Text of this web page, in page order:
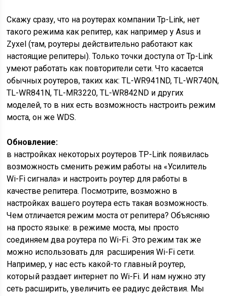
Скажу сразу, что на роутерах компании Tp-Link, нет
такого режима как репитер, как например у Asus и
Zyxel (там, роутеры действительно работают как
настоящие репитеры). Только точки доступа от Tp-Link
умеют работать как повторители сети. Что касается
обычных роутеров, таких как: TL-WR941ND, TL-WR740N,
TL-WR841N, TL-MR3220, TL-WR842ND и других
моделей, то в них есть возможность настроить режим
моста, он же WDS.
Обновление:
в настройках некоторых роутеров TP-Link появилась
возможность сменить режим работы на «Усилитель
Wi-Fi сигнала» и настроить роутер для работы в
качестве репитера. Посмотрите, возможно в
настройках вашего роутера есть такая возможность.
Чем отличается режим моста от репитера? Объясняю
на просто языке: в режиме моста, мы просто
соединяем два роутера по Wi-Fi. Это режим так же
можно использовать для расширения Wi-Fi сети.
Например, у нас есть какой-то главный роутер,
который раздает интернет по Wi-Fi. И нам нужно эту
сеть расширить, увеличить ее радиус действия. Мы